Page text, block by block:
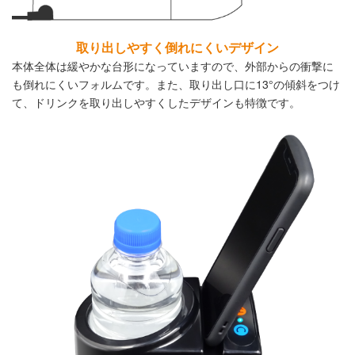
取り出しやすく倒れにくいデザイン
本体全体は緩やかな台形になっていますので、外部からの衝撃に
も倒れにくいフォルムです。また、取り出し口に13°の傾斜をつけ
て、ドリンクを取り出しやすくしたデザインも特徴です。